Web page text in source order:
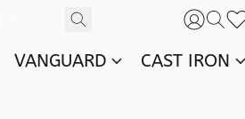
VANGUARD CAST IRON